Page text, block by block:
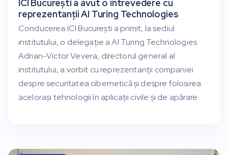
ICI București a avut o întrevedere cu
reprezentanții AI Turing Technologies
Conducerea ICI București a primit, la sediul
institutului, o delegație a AI Turing Technologies.
Adrian-Victor Vevera, directorul general al
institutului, a vorbit cu reprezentanții companiei
despre securitatea cibernetică și despre folosirea
acelorași tehnologii în aplicații civile și de apărare.